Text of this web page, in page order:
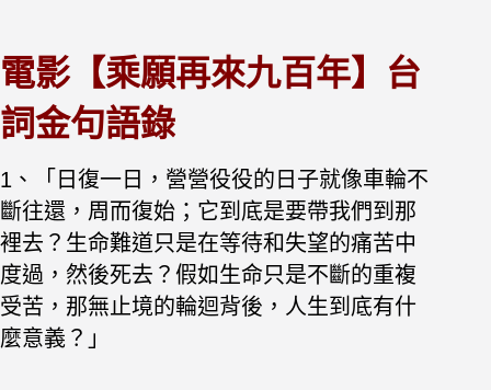
電影【乘願再來九百年】台
詞金句語錄
1、「日復一日，營營役役的日子就像車輪不
斷往還，周而復始；它到底是要帶我們到那
裡去？生命難道只是在等待和失望的痛苦中
度過，然後死去？假如生命只是不斷的重複
受苦，那無止境的輪迴背後，人生到底有什
麼意義？」